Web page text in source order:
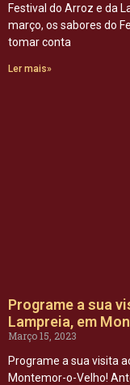
Festival do Arroz e da
março, os sabores do
tomar conta
Ler mais»
Programe a sua
Lampreia, em
Março 15, 2023
Programe a sua visita
Montemor-o-Velho!